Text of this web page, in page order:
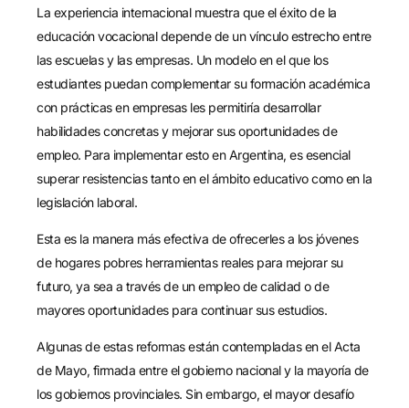
La experiencia internacional muestra que el éxito de la
educación vocacional depende de un vínculo estrecho entre
las escuelas y las empresas. Un modelo en el que los
estudiantes puedan complementar su formación académica
con prácticas en empresas les permitiría desarrollar
habilidades concretas y mejorar sus oportunidades de
empleo. Para implementar esto en Argentina, es esencial
superar resistencias tanto en el ámbito educativo como en la
legislación laboral.
Esta es la manera más efectiva de ofrecerles a los jóvenes
de hogares pobres herramientas reales para mejorar su
futuro, ya sea a través de un empleo de calidad o de
mayores oportunidades para continuar sus estudios.
Algunas de estas reformas están contempladas en el Acta
de Mayo, firmada entre el gobierno nacional y la mayoría de
los gobiernos provinciales. Sin embargo, el mayor desafío